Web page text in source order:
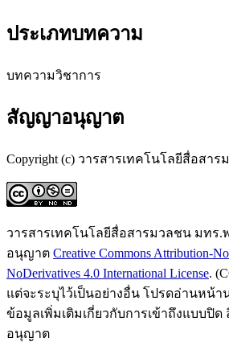
ประเภทบทความ
บทความวิชาการ
สัญญาอนุญาต
Copyright (c) วารสารเทคโนโลยีสื่อสา
วารสารเทคโนโลยีสื่อสารมวลชน มทร.
อนุญาต Creative Commons Attribution-
NoDerivatives 4.0 International License.
แต่จะระบุไว้เป็นอย่างอื่น โปรดอ่านหน้า
ข้อมูลเพิ่มเติมเกี่ยวกับการเข้าถึงแบบปิ
อนุญาต